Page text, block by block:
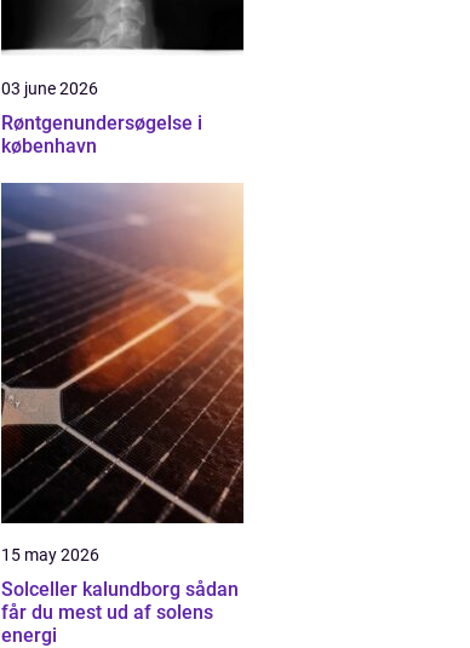
03 june 2026
Røntgenundersøgelse i
københavn
15 may 2026
Solceller kalundborg sådan
får du mest ud af solens
energi